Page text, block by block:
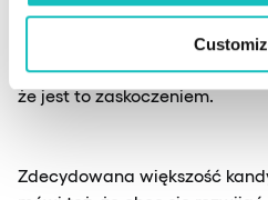
to zawsze szukam ich
tematy były poruszane na
związane bezpośrednio z
że jest to zaskoczeniem.
Zdecydowana większość